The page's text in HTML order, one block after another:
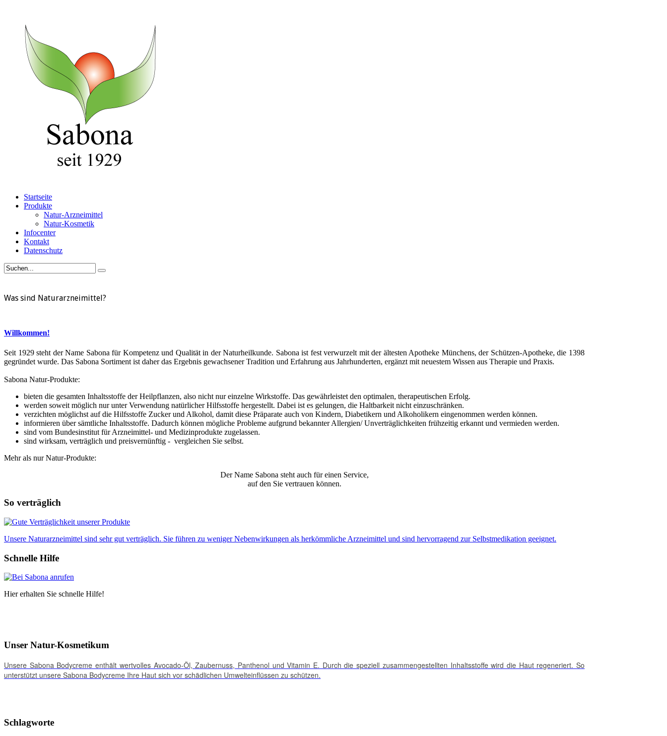
Startseite
Produkte
Natur-Arzneimittel
Natur-Kosmetik
Infocenter
Kontakt
Datenschutz
Was sind Naturarzneimittel?
Willkommen!
Seit 1929 steht der Name Sabona für Kompetenz und Qualität in der Naturheilkunde. Sabona ist fest verwurzelt mit der ältesten Apotheke Münchens, der Schützen-Apotheke, die 1398
gegründet wurde. Das Sabona Sortiment ist daher das Ergebnis gewachsener Tradition und Erfahrung aus Jahrhunderten, ergänzt mit neuestem Wissen aus Therapie und Praxis.
Sabona Natur-Produkte:
bieten die gesamten Inhaltsstoffe der Heilpflanzen, also nicht nur einzelne Wirkstoffe. Das gewährleistet den optimalen, therapeutischen Erfolg.
werden soweit möglich nur unter Verwendung natürlicher Hilfsstoffe hergestellt. Dabei ist es gelungen, die Haltbarkeit nicht einzuschränken.
verzichten möglichst auf die Hilfsstoffe Zucker und Alkohol, damit diese Präparate auch von Kindern, Diabetikern und Alkoholikern eingenommen werden können.
informieren über sämtliche Inhaltsstoffe. Dadurch können mögliche Probleme aufgrund bekannter Allergien/ Unverträglichkeiten frühzeitig erkannt und vermieden werden.
sind vom Bundesinstitut für Arzneimittel- und Medizinprodukte zugelassen.
sind wirksam, verträglich und preisvernünftig - vergleichen Sie selbst.
Mehr als nur Natur-Produkte:
Der Name Sabona steht auch für einen Service,
auf den Sie vertrauen können.
So verträglich
Unsere Naturarzneimittel sind sehr gut verträglich. Sie führen zu weniger Nebenwirkungen als herkömmliche Arzneimittel und sind hervorragend zur Selbstmedikation geeignet.
Schnelle Hilfe
Hier erhalten Sie schnelle Hilfe!
Unser Natur-Kosmetikum
Unsere Sabona Bodycreme enthält wertvolles Avocado-Öl, Zaubernuss, Panthenol und Vitamin E. Durch die speziell zusammengestellten Inhaltsstoffe wird die Haut regeneriert. So
unterstützt unsere Sabona Bodycreme Ihre Haut sich vor schädlichen Umwelteinflüssen zu schützen.
Schlagworte